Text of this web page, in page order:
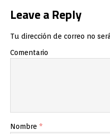
Leave a Reply
Tu dirección de correo no
Comentario
Nombre *